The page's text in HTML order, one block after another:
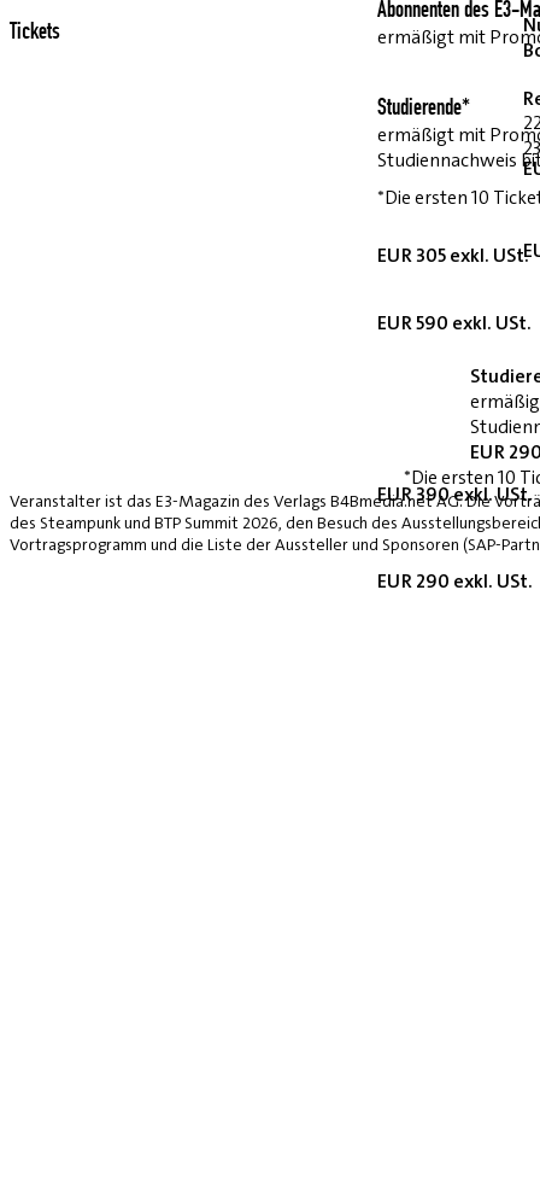
Abonnenten des E3-
ermäßigt mit
Studierende*
ermäßigt mit
Studiennachweis
*Die ersten 10
EUR 305 exkl. USt.
EUR 590 exkl. USt.
EUR 390 exkl. USt.
EUR 290 exkl. USt.
Tickets
EUR
*Die ersten 10
Veranstalter ist das E3-Magazin des Verlags B4Bmedia.net AG. Die
des Steampunk und BTP Summit 2026, den Besuch des
Vortragsprogramm und die Liste der Aussteller und Sponsoren (SAP-